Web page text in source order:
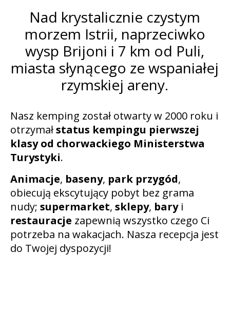
Nad krystalicznie czystym
morzem Istrii, naprzeciwko
wysp Brijoni i 7 km od Puli,
miasta słynącego ze wspaniałej
rzymskiej areny.
Nasz kemping został otwarty w 2000 roku i
otrzymałstatus kempingu pierwszej
klasy od chorwackiego Ministerstwa
Turystyki.
Animacje, baseny, park przygód,
obiecują ekscytujący pobyt bez grama
nudy; supermarket, sklepy, baryi
restauracje zapewnią wszystko czego Ci
potrzeba na wakacjach. Nasza recepcja jest
do Twojej dyspozycji!